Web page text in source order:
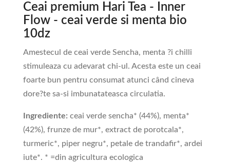
Ceai premium Hari Tea - Inner
Flow - ceai verde si menta bio
10dz
Amestecul de ceai verde Sencha, menta ?i chilli
stimuleaza cu adevarat chi-ul. Acesta este un ceai
foarte bun pentru consumat atunci când cineva
dore?te sa-si imbunatateasca circulatia.
Ingrediente: ceai verde sencha* (44%), menta*
(42%), frunze de mur*, extract de porotcala*,
turmeric*, piper negru*, petale de trandafir*, ardei
iute*. * =din agricultura ecologica